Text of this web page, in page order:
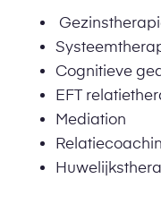
Cognitieve
EFT
Mediation